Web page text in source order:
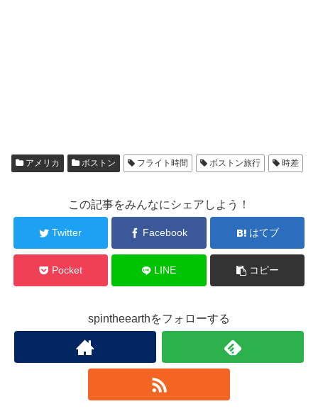
アメリカ ボストン フライト時間 ボストン旅行 時差
この記事をみんなにシェアしよう！
Twitter Facebook はてブ
Pocket LINE コピー
spintheearthをフォローする